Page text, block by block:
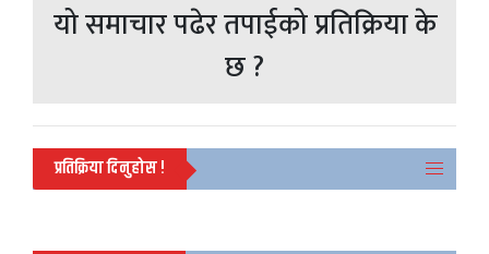
यो समाचार पढेर तपाईको प्रतिक्रिया के
छ ?
प्रतिक्रिया दिनुहोस !